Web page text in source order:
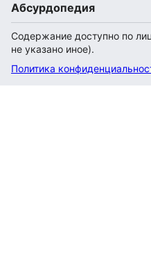
Абсурдопедия
Содержание доступно по
не указано иное).
Политика